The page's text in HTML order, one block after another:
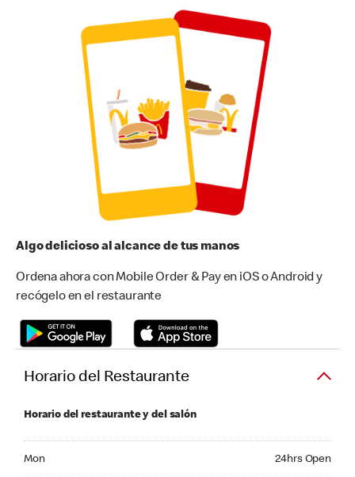
Algo delicioso al alcance de tus manos
Ordena ahora con Mobile Order & Pay en iOS o Android y
recógelo en el restaurante
Horario del Restaurante
Horario del restaurante y del salón
Mon 24hrs Open